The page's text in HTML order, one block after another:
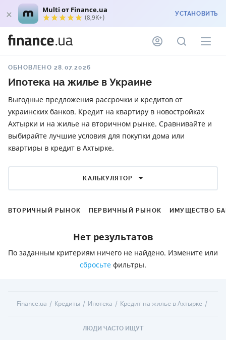
Multi от Finance.ua
(8,9K+) УСТАНОВИТЬ
ОБНОВЛЕНО 28.07.2026
Ипотека на жилье в Украине
Выгодные предложения рассрочки и кредитов от
украинских банков. Кредит на квартиру в новостройках
Ахтырки и на жилье на вторичном рынке. Сравнивайте и
выбирайте лучшие условия для покупки дома или
квартиры в кредит в Ахтырке.
КАЛЬКУЛЯТОР
ВТОРИЧНЫЙ РЫНОК ПЕРВИЧНЫЙ РЫНОК ИМУЩЕСТВО
Нет результатов
По заданным критериям ничего не найдено. Измените или
сбросьте фильтры.
Finance.ua Кредиты Ипотека Кредит на жилье в Ахтырке
ЛЮДИ ЧАСТО ИЩУТ